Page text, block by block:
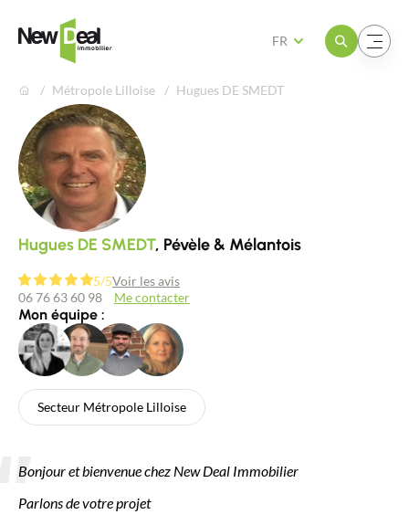
Ouvrir le menuOuvrir le menu
FR
Métropole Lilloise Hugues DE SMEDT
Hugues DE SMEDT, Pévèle & Mélantois
5/5Voir les avis
06 76 63 60 98
Me contacter
Mon équipe :
Secteur Métropole Lilloise
Bonjour et bienvenue chez New Deal Immobilier
Parlons de votre projet